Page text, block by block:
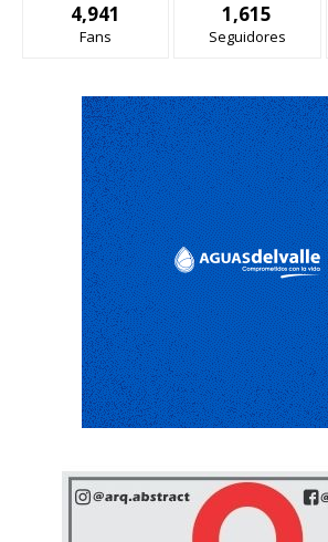
4,941
Fans
1,615
Seguidores